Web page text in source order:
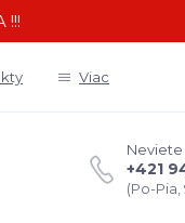
!!!
Viac
Neviete
+421
(Po-Pia,